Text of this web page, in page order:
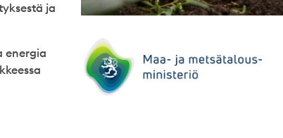
ja
energia